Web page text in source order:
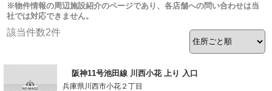
※物件情報の周辺施設紹介のページであり、各店舗への問い合わせは当
社では対応できません。
該当件数2件
阪神11号池田線 川西小花 上り 入口
兵庫県川西市小花２丁目